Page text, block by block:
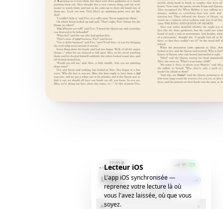
Lecteur iOS
L'app iOS synchronisée —
reprenez votre lecture là où
vous l'avez laissée, où que vous
soyez.